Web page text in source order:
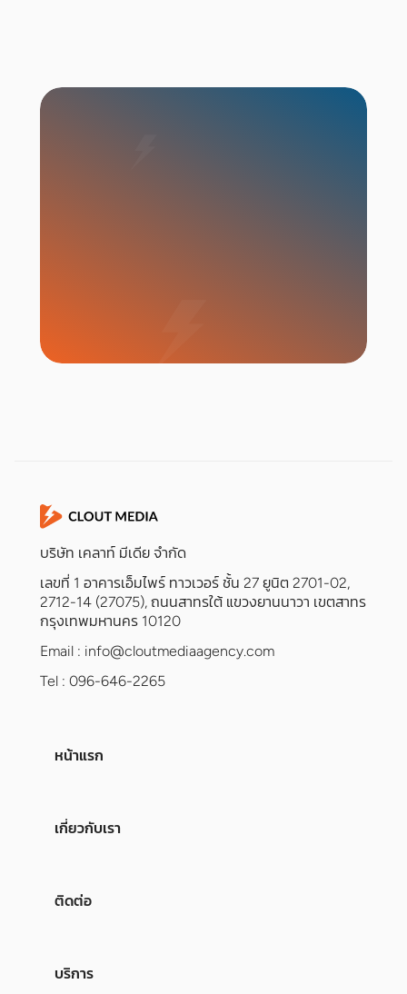
บริษัท เคลาท์ มีเดีย จำกัด
เลขที่ 1 อาคารเอ็มไพร์ ทาวเวอร์ ชั้น 27 ยูนิต 2701-02,
2712-14 (27075), ถนนสาทรใต้ แขวงยานนาวา เขตสาทร
กรุงเทพมหานคร 10120
Email : info@cloutmediaagency.com
Tel : 096-646-2265
หน้าแรก
เกี่ยวกับเรา
ติดต่อ
บริการ